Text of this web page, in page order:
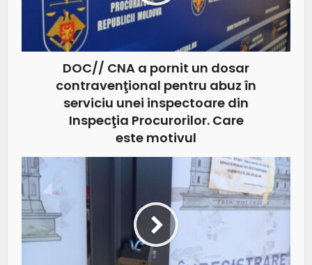
DOC// CNA a pornit un dosar
contravenţional pentru abuz în
serviciu unei inspectoare din
Inspecţia Procurorilor. Care
este motivul